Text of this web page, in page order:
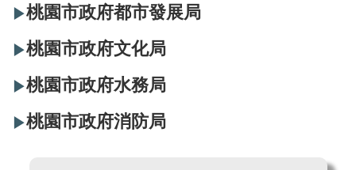
▶桃園市政府都市發展局
▶桃園市政府文化局
▶桃園市政府水務局
▶桃園市政府消防局